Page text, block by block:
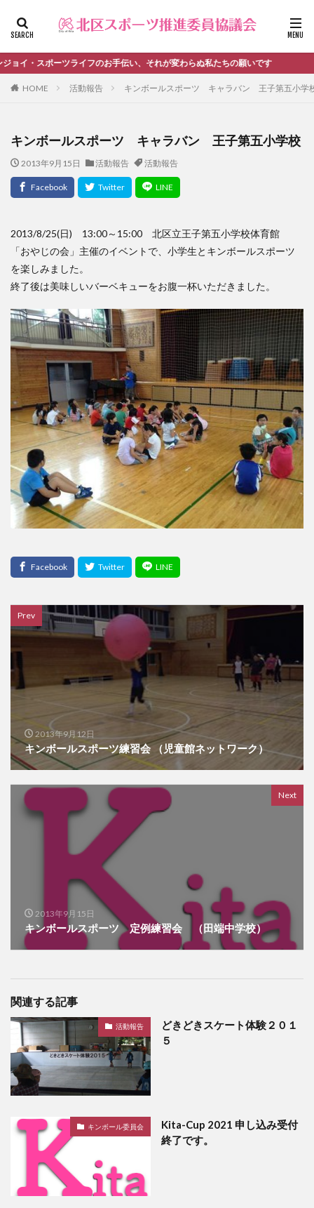
・スポーツライフのお手伝い、それが変わらぬ私たちの願いです
HOME 活動報告 キンボールスポーツ キャラバン 王子第五小学
キンボールスポーツ キャラバン 王子第五小学校
2013年9月15日 活動報告 活動報告
2013/8/25(日) 13:00～15:00 北区立王子第五小学校体育館
「おやじの会」主催のイベントで、小学生とキンボールスポーツ
を楽しみました。
終了後は美味しいバーベキューをお腹一杯いただきました。
Prev
2013年9月12日
キンボールスポーツ練習会 （児童館ネットワーク）
Next
2013年9月15日
キンボールスポーツ 定例練習会 （田端中学校）
関連する記事
活動報告
どきどきスケート体験２０１
５
キンボール委員会
Kita-Cup 2021 申し込み受付
終了です。
ファッション デザイン 流行
カテゴリー
＃活動報告 kitacup past
schedule
おしらせ
お知らせ キンボール
メンバー募集中のチーム
ワークショップ
健康ハイキング委員会からのご案内
北区スポーツ推進委員
北区のスポーツチーム
卓球
活動報告
講習会のご報告
検索